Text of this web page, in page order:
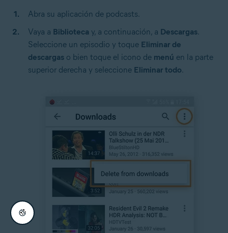
Abra su aplicación de podcasts.
Vaya a Biblioteca y, a continuación, a Descargas.
Seleccione un episodio y toque Eliminar de
descargas o bien toque el icono de menú en la parte
superior derecha y seleccione Eliminar todo.